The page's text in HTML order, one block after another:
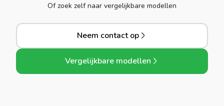
Of zoek zelf naar vergelijkbare modellen
Neem contact op
Vergelijkbare modellen